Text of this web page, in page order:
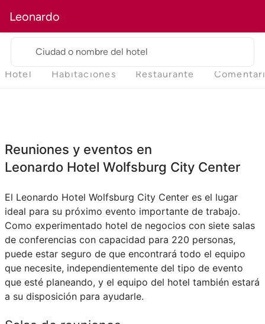
Leonardo
Ciudad o nombre del hotel
Hotel Habitaciones Restaurante
Reuniones y eventos en
Leonardo Hotel Wolfsburg City Center
El Leonardo Hotel Wolfsburg City Center es el lugar
ideal para su próximo evento importante de trabajo.
Como experimentado hotel de negocios con siete salas
de conferencias con capacidad para 220 personas,
puede estar seguro de que encontrará todo el equipo
que necesite, independientemente del tipo de evento
que esté planeando, y el equipo del hotel también estará
a su disposición para ayudarle.